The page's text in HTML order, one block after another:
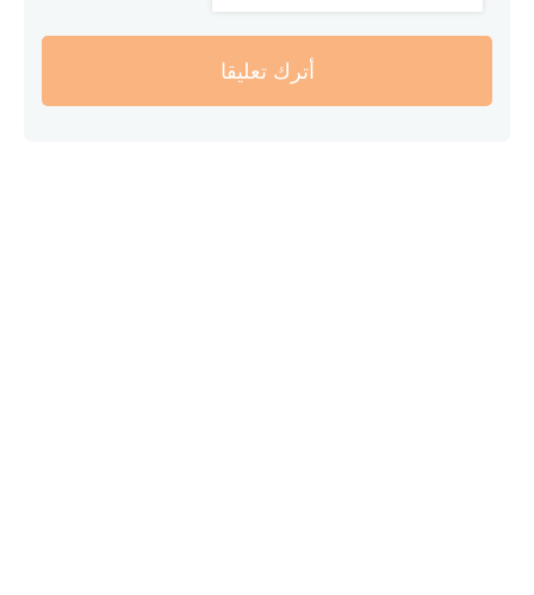
أترك تعليقا